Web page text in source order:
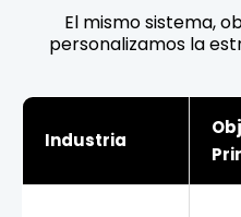
El mismo sistema,
personalizamos la
Industria